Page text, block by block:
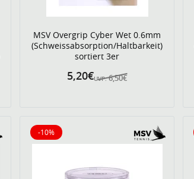
MSV Overgrip Cyber Wet 0.6mm
(Schweissabsorption/Haltbarkeit)
sortiert 3er
UVP: 6,50€
5,20€
-10%
10% reduziert